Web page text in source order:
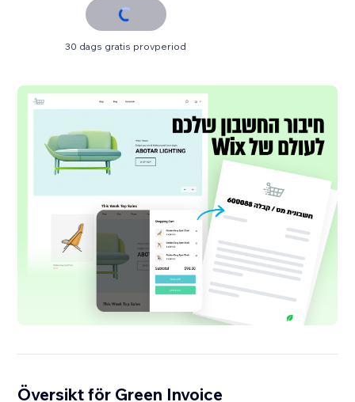
30 dags gratis provperiod
Översikt för Green Invoice